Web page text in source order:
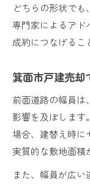
どちらの形状でも
専門家によるアド
成約につなげるこ
箕面市戸建売却
前面道路の幅員は
影響を及ぼします
場合、建替え時に
実質的な敷地面積
また、幅員が広